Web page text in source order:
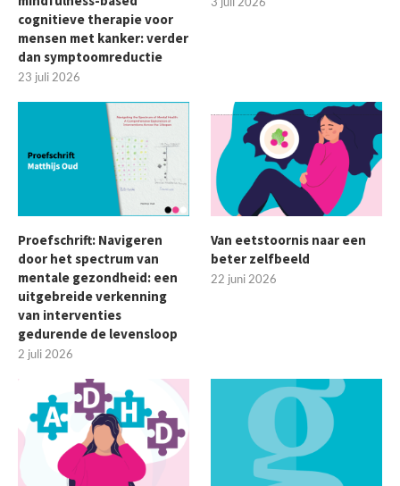
cognitieve therapie voor
mensen met kanker: verder
dan symptoomreductie
23 juli 2026
Proefschrift: Navigeren
door het spectrum van
mentale gezondheid: een
uitgebreide verkenning
van interventies
gedurende de levensloop
2 juli 2026
Van eetstoornis naar een
beter zelfbeeld
22 juni 2026